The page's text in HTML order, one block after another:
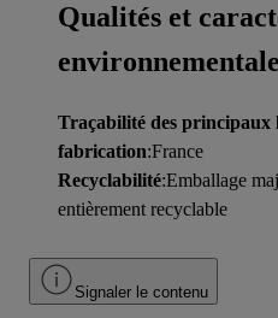
Qualités et
Traçabilité des principaux
fabrication:France
Recyclabilité:Emballage
entièrement recyclable
Signaler le contenu